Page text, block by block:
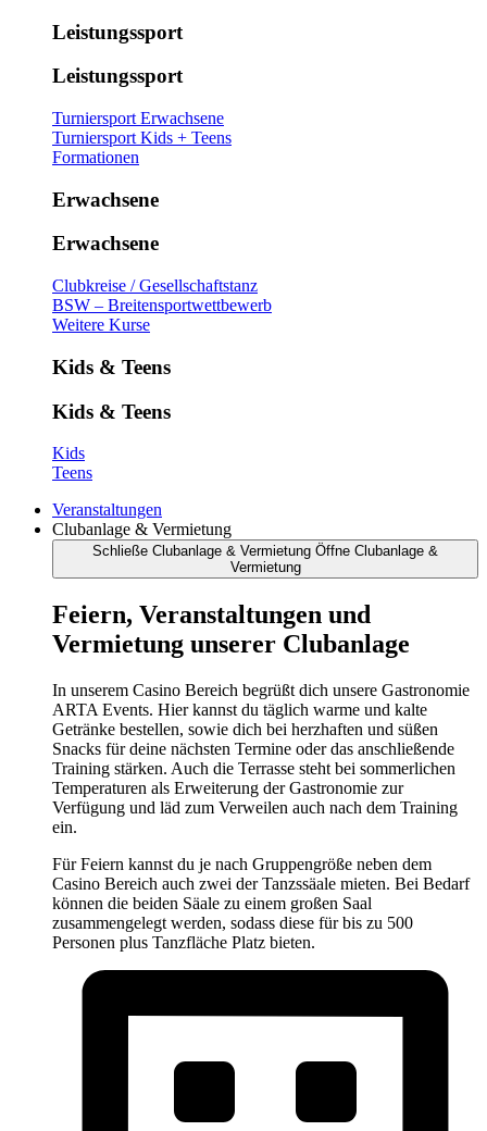
Leistungssport
Leistungssport
Turniersport Erwachsene
Turniersport Kids + Teens
Formationen
Erwachsene
Erwachsene
Clubkreise / Gesellschaftstanz
BSW – Breitensportwettbewerb
Weitere Kurse
Kids & Teens
Kids & Teens
Kids
Teens
Veranstaltungen
Clubanlage & Vermietung
Schließe Clubanlage & Vermietung Öffne Clubanlage &
Vermietung
Feiern, Veranstaltungen und
Vermietung unserer Clubanlage
In unserem Casino Bereich begrüßt dich unsere Gastronomie
ARTA Events. Hier kannst du täglich warme und kalte
Getränke bestellen, sowie dich bei herzhaften und süßen
Snacks für deine nächsten Termine oder das anschließende
Training stärken. Auch die Terrasse steht bei sommerlichen
Temperaturen als Erweiterung der Gastronomie zur
Verfügung und läd zum Verweilen auch nach dem Training
ein.
Für Feiern kannst du je nach Gruppengröße neben dem
Casino Bereich auch zwei der Tanzssäale mieten. Bei Bedarf
können die beiden Säale zu einem großen Saal
zusammengelegt werden, sodass diese für bis zu 500
Personen plus Tanzfläche Platz bieten.